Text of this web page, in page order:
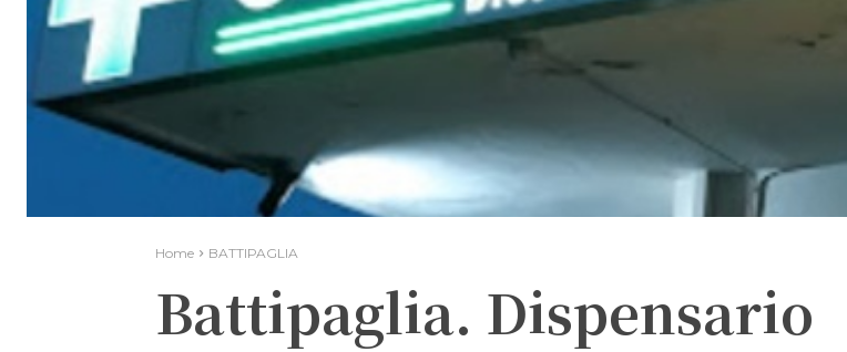
Home BATTIPAGLIA
Battipaglia. Dispensario